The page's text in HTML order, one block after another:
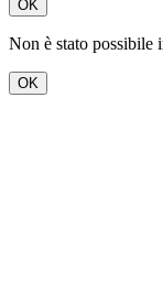
OK
Non è stato possibile
OK